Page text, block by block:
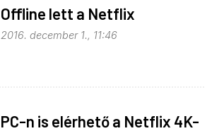
Offline lett a Netflix
2016. december 1., 11:46
PC-n is elérhető a Netflix 4K-